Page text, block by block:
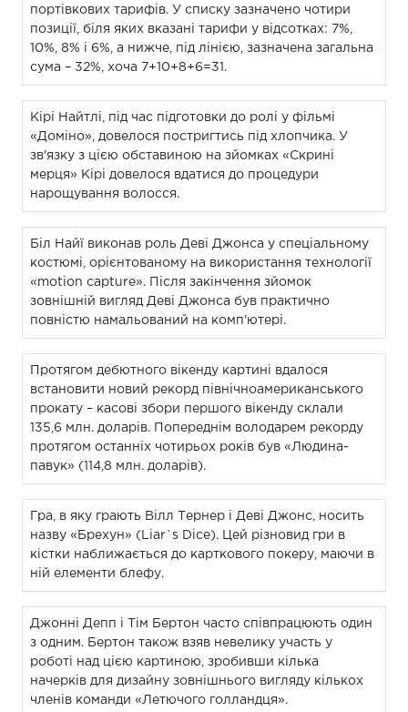
портівкових тарифів. У списку зазначено чотири
позиції, біля яких вказані тарифи у відсотках: 7%,
10%, 8% і 6%, а нижче, під лінією, зазначена загальна
сума – 32%, хоча 7+10+8+6=31.
Кірі Найтлі, під час підготовки до ролі у фільмі
«Доміно», довелося постригтись під хлопчика. У
зв'язку з цією обставиною на зйомках «Скрині
мерця» Кірі довелося вдатися до процедури
нарощування волосся.
Біл Найї виконав роль Деві Джонса у спеціальному
костюмі, орієнтованому на використання технології
«motion capture». Після закінчення зйомок
зовнішній вигляд Деві Джонса був практично
повністю намальований на комп'ютері.
Протягом дебютного вікенду картині вдалося
встановити новий рекорд північноамериканського
прокату – касові збори першого вікенду склали
135,6 млн. доларів. Попереднім володарем рекорду
протягом останніх чотирьох років був «Людина-
павук» (114,8 млн. доларів).
Гра, в яку грають Вілл Тернер і Деві Джонс, носить
назву «Брехун» (Liar`s Dice). Цей різновид гри в
кістки наближається до карткового покеру, маючи в
ній елементи блефу.
Джонні Депп і Тім Бертон часто співпрацюють один
з одним. Бертон також взяв невелику участь у
роботі над цією картиною, зробивши кілька
начерків для дизайну зовнішнього вигляду кількох
членів команди «Летючого голландця».